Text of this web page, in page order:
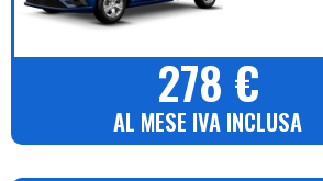
278 €
AL MESE IVA INCLUSA